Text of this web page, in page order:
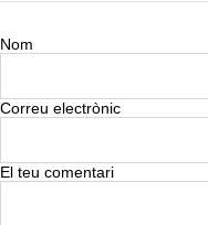
Nom
Correu electrònic
El teu comentari